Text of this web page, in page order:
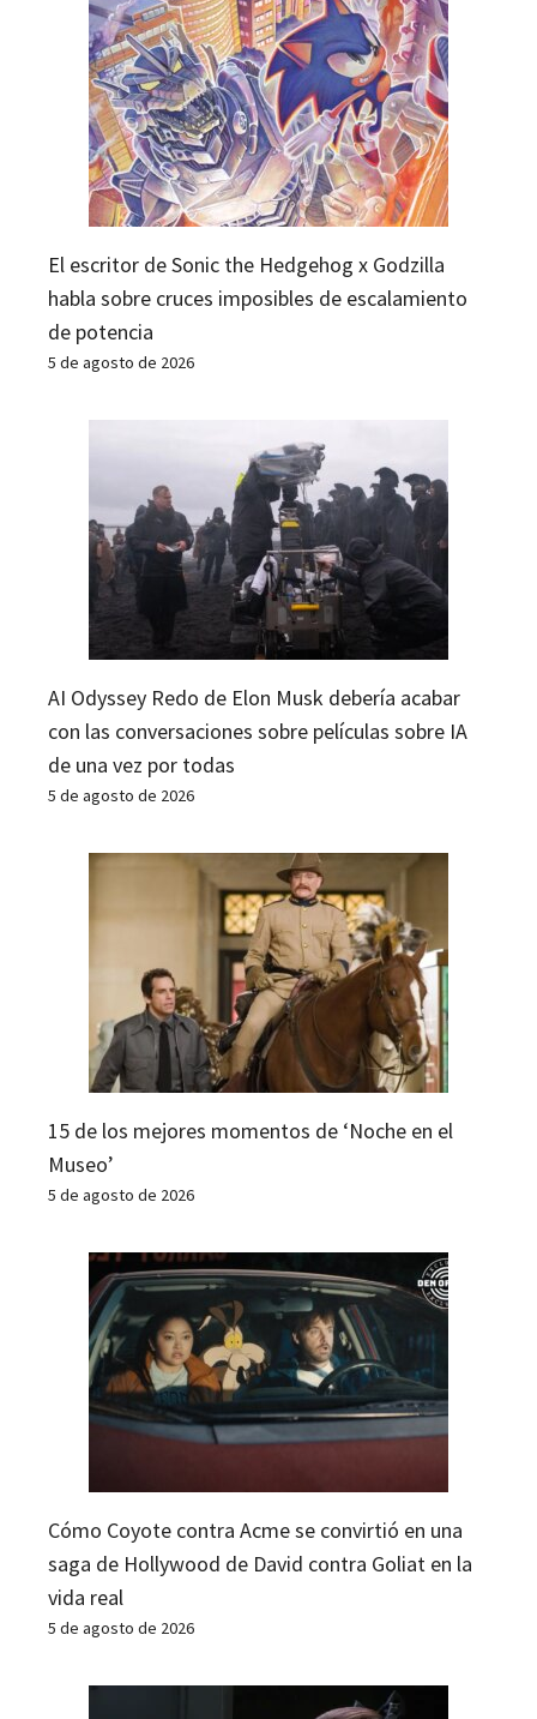
El escritor de Sonic the Hedgehog x Godzilla
habla sobre cruces imposibles de escalamiento
de potencia
5 de agosto de 2026
AI Odyssey Redo de Elon Musk debería acabar
con las conversaciones sobre películas sobre IA
de una vez por todas
5 de agosto de 2026
15 de los mejores momentos de ‘Noche en el
Museo’
5 de agosto de 2026
Cómo Coyote contra Acme se convirtió en una
saga de Hollywood de David contra Goliat en la
vida real
5 de agosto de 2026